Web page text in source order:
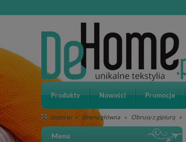
Produkty Nowości Promocje
Jesteś w: » Strona główna » Obrusy z gipiurą »
Menu